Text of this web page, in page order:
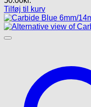
Tilføj til kurv